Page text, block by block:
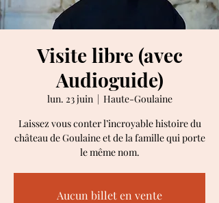
Visite libre (avec
Audioguide)
lun. 23 juin
  |
Haute-Goulaine
Laissez vous conter l’incroyable histoire du
château de Goulaine et de la famille qui porte
le même nom.
Aucun billet en vente